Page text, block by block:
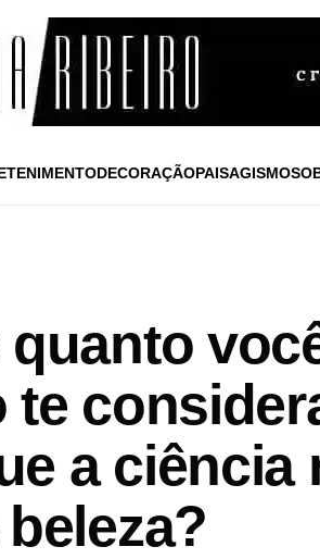
DECORAÇÃOPAISAGISMO
te
a ciência